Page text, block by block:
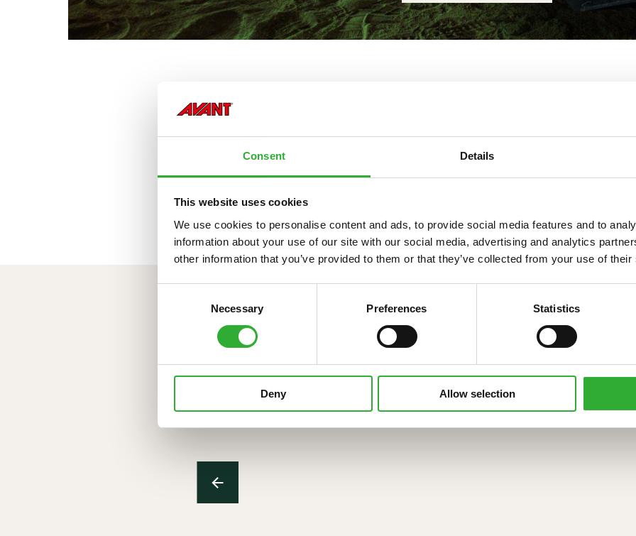
Consent Details
This website uses cookies
We use cookies to personalise content and ads, to provide social media features and to
information about your use of our site with our social media, advertising and analytics
other information that you’ve provided to them or that they’ve collected from your use of
Necessary Preferences Statistics
Deny Allow selection
CARREGADORES AVANT
Descubra o alinhamento
A maior e a mais forte
CAPACIDADE DE
1900 KG
ALTURA DE
ELEVAÇÃO
3,5 M
VELOCIDADE
MÁXIMA
30 KM/H
POTÊNCIA
56 HP